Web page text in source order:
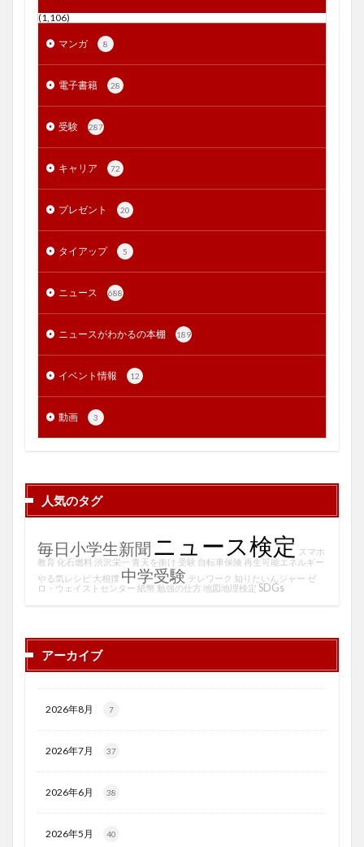
(1,106)
マンガ 8
電子書籍 28
受験 287
キャリア 72
プレゼント 20
タイアップ 5
ニュース 688
ニュースがわかるの本棚 189
イベント情報 12
動画 3
人気のタグ
毎日小学生新聞 ニュース検定 スマホ
教育 化石燃料 渋沢栄一 青天を衝け 受験 自転車保険 再生可能エネルギー
やる気レシピ 大相撲 中学受験 テレワーク 知りたいんジャー ゼ
ロ・ウェイストセンター 紙幣 勉強の仕方 地図地理検定 SDGs
アーカイブ
2026年8月 7
2026年7月 37
2026年6月 38
2026年5月 40